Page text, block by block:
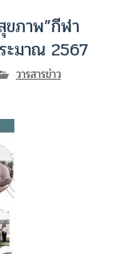
ขภาพ”กีฬา
ะมาณ 2567
วารสารข่าว